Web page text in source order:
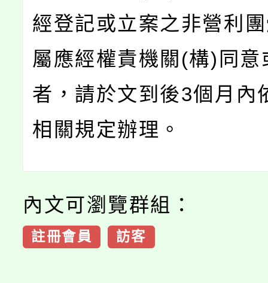
經登記或立案之非營利
屬應經權責機關(構)同意
者，請於文到後3個月內
相關規定辦理。
內文可瀏覽群組：
註冊會員 訪客